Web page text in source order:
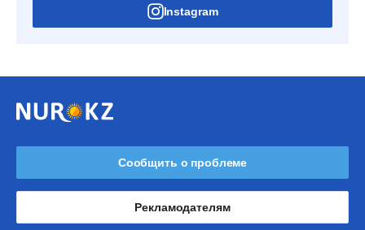
Instagram
Сообщить о проблеме
Рекламодателям